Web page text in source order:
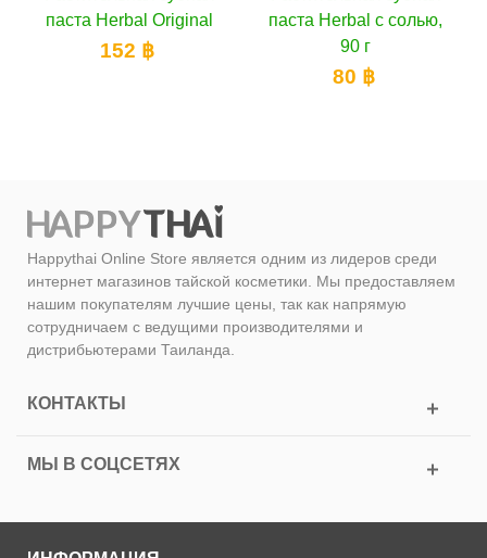
паста Herbal Original
152 ฿
паста Herbal с солью,
90 г
80 ฿
Happythai Online Store является одним из лидеров среди
интернет магазинов тайской косметики. Мы предоставляем
нашим покупателям лучшие цены, так как напрямую
сотрудничаем с ведущими производителями и
дистрибьютерами Таиланда.
КОНТАКТЫ
МЫ В СОЦСЕТЯХ